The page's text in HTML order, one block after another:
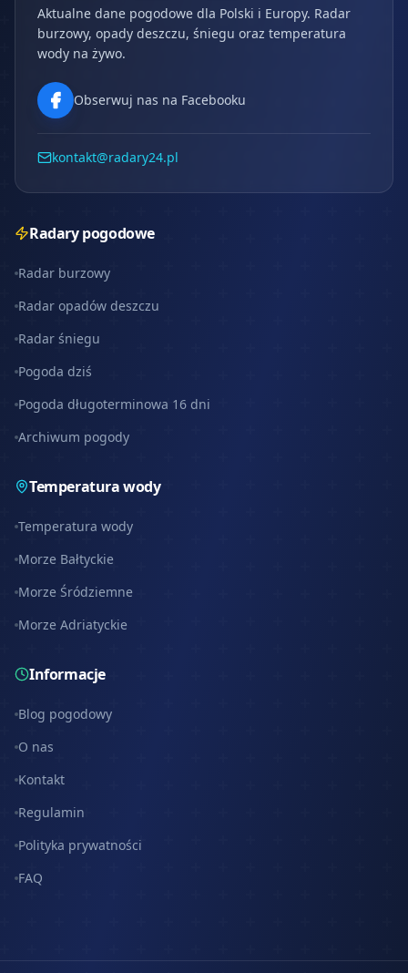
Aktualne dane pogodowe dla Polski i Europy. Radar
burzowy, opady deszczu, śniegu oraz temperatura
wody na żywo.
Obserwuj nas na Facebooku
kontakt@radary24.pl
Radary pogodowe
Radar burzowy
Radar opadów deszczu
Radar śniegu
Pogoda dziś
Pogoda długoterminowa 16 dni
Archiwum pogody
Temperatura wody
Temperatura wody
Morze Bałtyckie
Morze Śródziemne
Morze Adriatyckie
Informacje
Blog pogodowy
O nas
Kontakt
Regulamin
Polityka prywatności
FAQ